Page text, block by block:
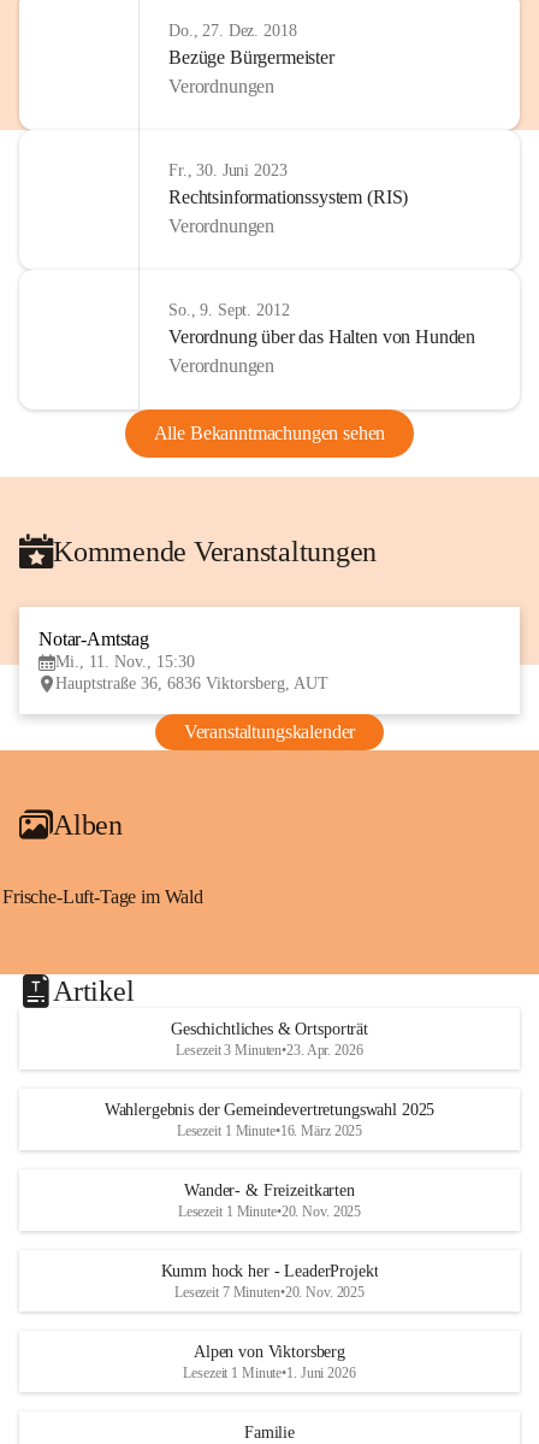
Do., 27. Dez. 2018
Bezüge Bürgermeister
Verordnungen
Fr., 30. Juni 2023
Rechtsinformationssystem (RIS)
Verordnungen
So., 9. Sept. 2012
Verordnung über das Halten von Hunden
Verordnungen
Alle Bekanntmachungen sehen
Kommende Veranstaltungen
Notar-Amtstag
Mi., 11. Nov., 15:30
Hauptstraße 36, 6836 Viktorsberg, AUT
Veranstaltungskalender
Alben
Frische-Luft-Tage im Wald
Artikel
Geschichtliches & Ortsporträt
Lesezeit 3 Minuten•23. Apr. 2026
Wahlergebnis der Gemeindevertretungswahl 2025
Lesezeit 1 Minute•16. März 2025
Wander- & Freizeitkarten
Lesezeit 1 Minute•20. Nov. 2025
Kumm hock her - LeaderProjekt
Lesezeit 7 Minuten•20. Nov. 2025
Alpen von Viktorsberg
Lesezeit 1 Minute•1. Juni 2026
Familie